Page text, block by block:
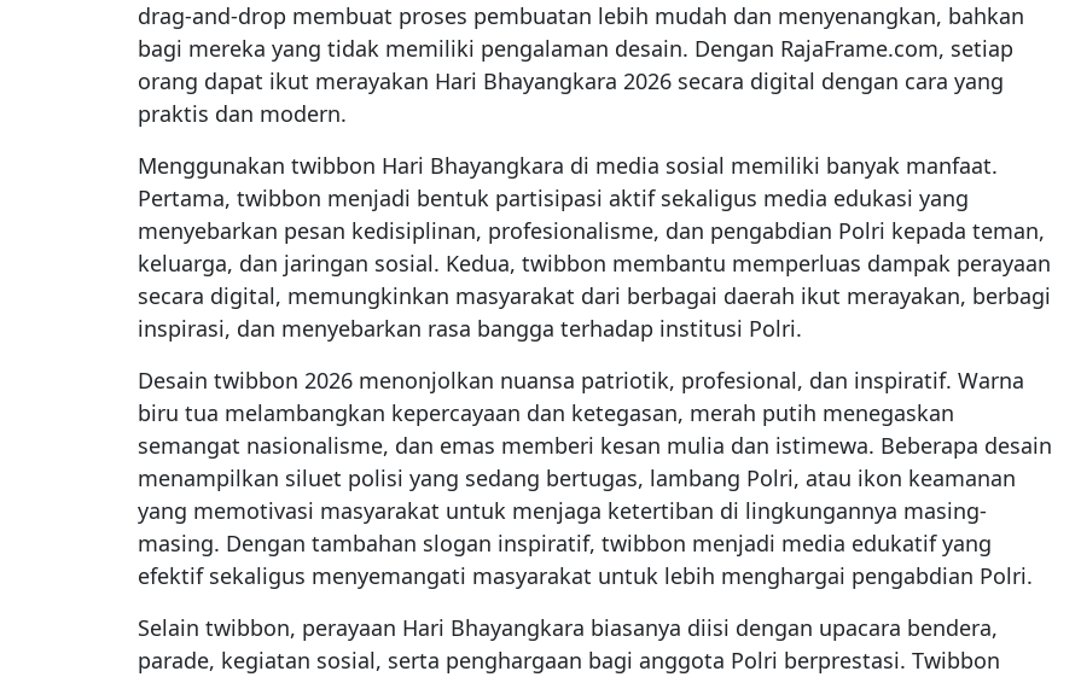
drag-and-drop membuat proses pembuatan lebih mudah dan menyenangkan, bahkan
bagi mereka yang tidak memiliki pengalaman desain. Dengan RajaFrame.com, setiap
orang dapat ikut merayakan Hari Bhayangkara 2026 secara digital dengan cara yang
praktis dan modern.
Menggunakan twibbon Hari Bhayangkara di media sosial memiliki banyak manfaat.
Pertama, twibbon menjadi bentuk partisipasi aktif sekaligus media edukasi yang
menyebarkan pesan kedisiplinan, profesionalisme, dan pengabdian Polri kepada teman,
keluarga, dan jaringan sosial. Kedua, twibbon membantu memperluas dampak perayaan
secara digital, memungkinkan masyarakat dari berbagai daerah ikut merayakan, berbagi
inspirasi, dan menyebarkan rasa bangga terhadap institusi Polri.
Desain twibbon 2026 menonjolkan nuansa patriotik, profesional, dan inspiratif. Warna
biru tua melambangkan kepercayaan dan ketegasan, merah putih menegaskan
semangat nasionalisme, dan emas memberi kesan mulia dan istimewa. Beberapa desain
menampilkan siluet polisi yang sedang bertugas, lambang Polri, atau ikon keamanan
yang memotivasi masyarakat untuk menjaga ketertiban di lingkungannya masing-
masing. Dengan tambahan slogan inspiratif, twibbon menjadi media edukatif yang
efektif sekaligus menyemangati masyarakat untuk lebih menghargai pengabdian Polri.
Selain twibbon, perayaan Hari Bhayangkara biasanya diisi dengan upacara bendera,
parade, kegiatan sosial, serta penghargaan bagi anggota Polri berprestasi. Twibbon